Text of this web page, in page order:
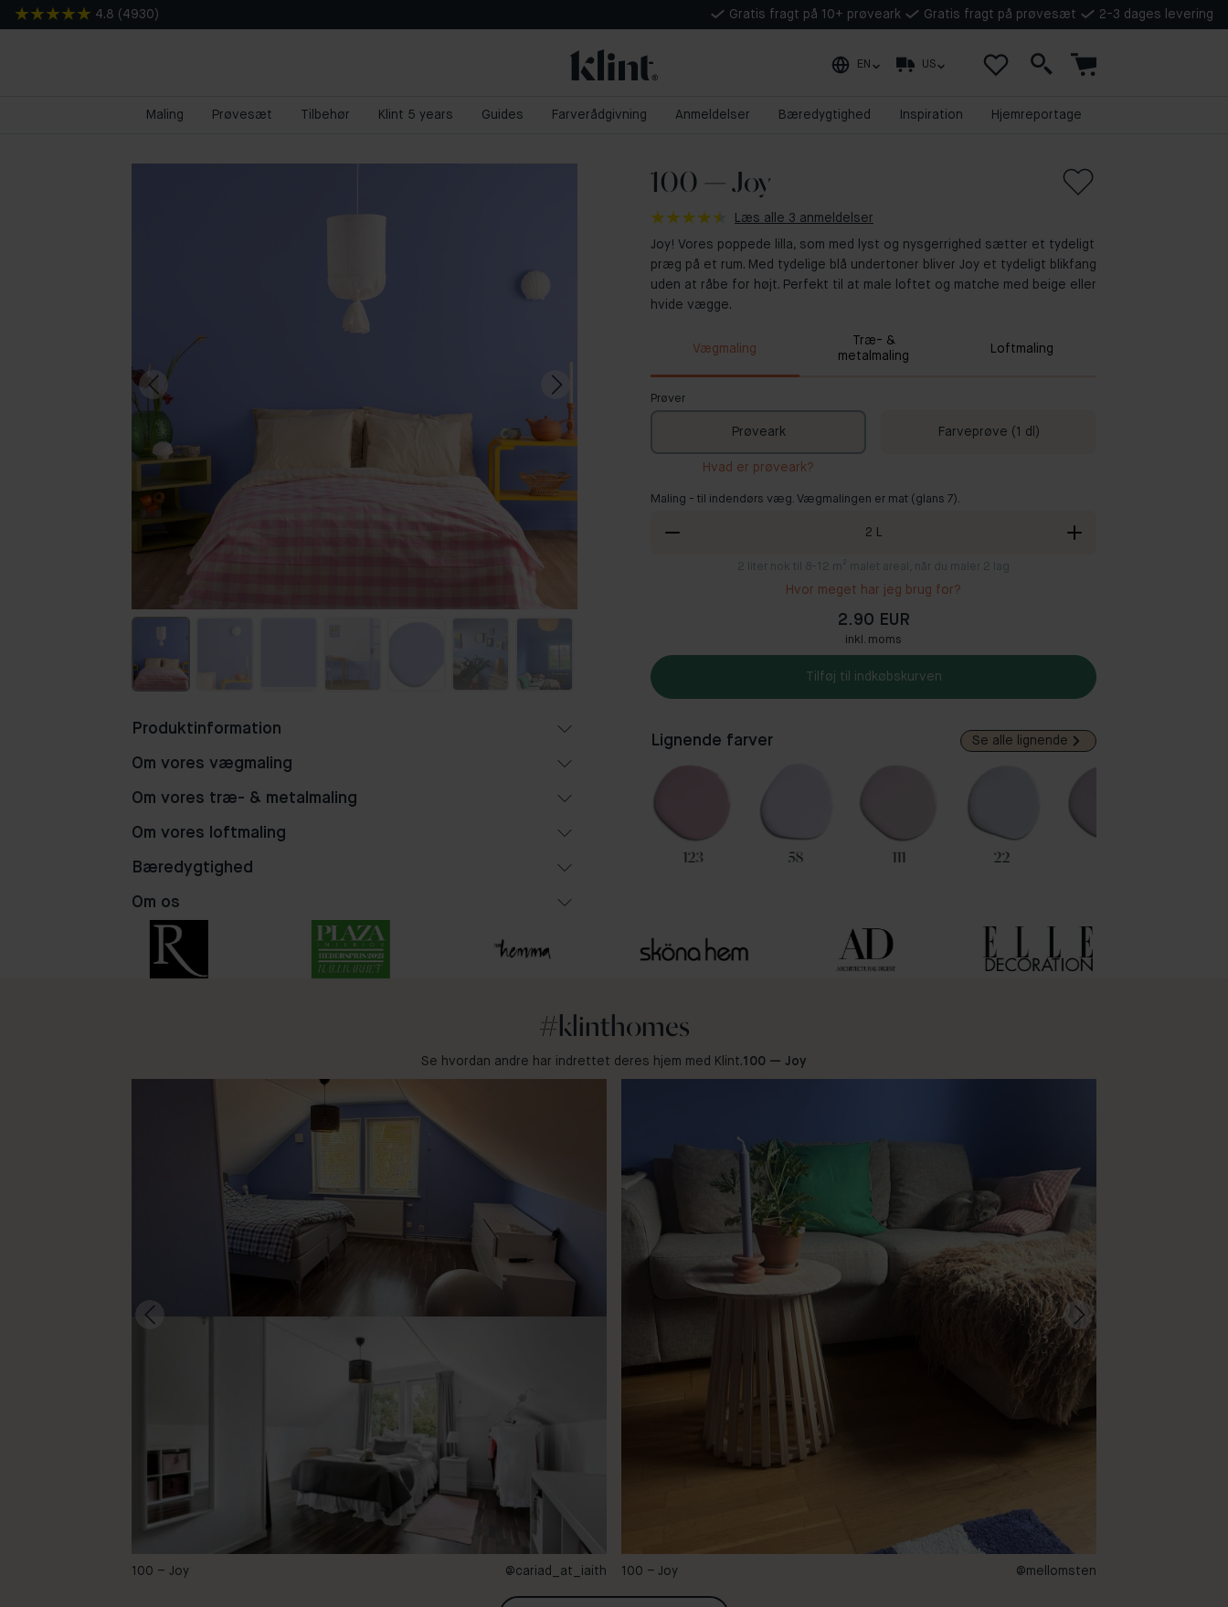
4.8 ( 4930 ) Gratis fragt på 10+ prøveark Gratis fragt på prøvesæt 2-3 dages levering
EN US
Maling Prøvesæt Tilbehør Klint 5 years Guides Farverådgivning Anmeldelser Bæredygtighed Inspiration Hjemreportage
100 — Joy
Læs alle 3 anmeldelser
Joy! Vores poppede lilla, som med lyst og nysgerrighed sætter et tydeligt
præg på et rum. Med tydelige blå undertoner bliver Joy et tydeligt blikfang
uden at råbe for højt. Perfekt til at male loftet og matche med beige eller
hvide vægge.
Vægmaling
Træ- &
metalmaling
Loftmaling
Prøver
Prøveark Farveprøve (1 dl)
Hvad er prøveark?
Maling - til indendørs væg. Vægmalingen er mat (glans 7).
2 L
2 liter nok til 8-12 m² malet areal, når du maler 2 lag
Hvor meget har jeg brug for?
2.90 EUR
inkl. moms
Tilføj til indkøbskurven
Lignende farver Se alle lignende
22 123 58 111 22
Produktinformation
Om vores vægmaling
Om vores træ- & metalmaling
Om vores loftmaling
Bæredygtighed
Om os
#klinthomes
Se hvordan andre har indrettet deres hjem med Klint.100 — Joy
100 – Joy @cariad_at_iaith 100 – Joy @mellomsten